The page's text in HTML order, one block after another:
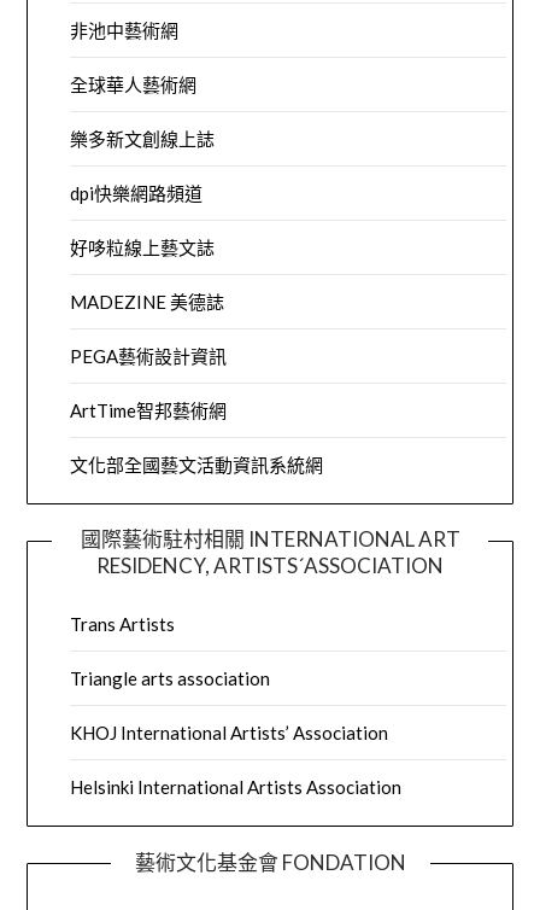
非池中藝術網
全球華人藝術網
樂多新文創線上誌
dpi快樂網路頻道
好哆粒線上藝文誌
MADEZINE 美德誌
PEGA藝術設計資訊
ArtTime智邦藝術網
文化部全國藝文活動資訊系統網
國際藝術駐村相關 INTERNATIONAL ART
RESIDENCY, ARTISTS´ASSOCIATION
Trans Artists
Triangle arts association
KHOJ International Artists’ Association
Helsinki International Artists Association
藝術文化基金會 FONDATION